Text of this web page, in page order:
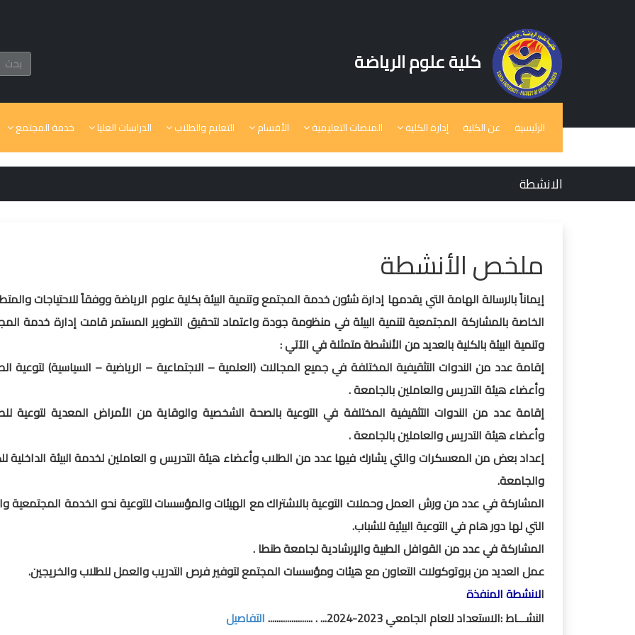
كلية علوم الرياضة
الرئيسية عن الكلية إدارة الكلية المنصات التعليمية الأقسام التعليم والطلاب الدراسات العليا خدمة المجتمع
الانشطة
ملخص الأنشطة
إيماناً بالرسالة الهامة التي يقدمها إدارة شئون خدمة المجتمع وتنمية البيئة بكلية علوم الرياضة ووفقاً للاحتياجات
الخاصة بالمشاركة المجتمعية لتنمية البيئة في منظومة جودة واعتماد لتحقيق التطوير المستمر قامت إدارة خدمة
وتنمية البيئة بالكلية بالعديد من الأنشطة متمثلة في الآتي :
إقامة عدد من الندوات التثقيفية المختلفة في جميع المجالات (العلمية – الاجتماعية – الرياضية – السياسية) لتوعية
وأعضاء هيئة التدريس والعاملين بالجامعة .
إقامة عدد من الندوات التثقيفية المختلفة في التوعية بالصحة الشخصية والوقاية من الأمراض المعدية لتوعية
وأعضاء هيئة التدريس والعاملين بالجامعة .
إعداد بعض من المعسكرات والتي يشارك فيها عدد من الطلاب وأعضاء هيئة التدريس و العاملين لخدمة البيئة الداخلية
والجامعة.
المشاركة في عدد من ورش العمل وحملات التوعية بالاشتراك مع الهيئات والمؤسسات للتوعية نحو الخدمة المجتمعية
التي لها دور هام في التوعية البيئية للشباب.
المشاركة في عدد من القوافل الطبية والإرشادية لجامعة طنطا .
عمل العديد من بروتوكولات التعاون مع هيئات ومؤسسات المجتمع لتوفير فرص التدريب والعمل للطلاب والخريجين.
الانشطة المنفذة
النشـــاط :الاستعداد للعام الجامعي 2023-2024... . .....................
التفاصيل